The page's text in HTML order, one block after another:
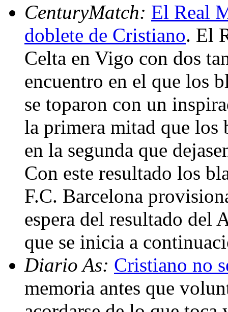
CenturyMatch: El Real
doblete de Cristiano. El
Celta en Vigo con dos
encuentro en el que los
se toparon con un
la primera mitad que los
en la segunda que
Con este resultado los
F.C. Barcelona
espera del resultado del
que se inicia a
Diario As: Cristiano no
memoria antes que